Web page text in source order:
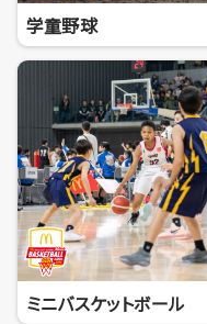
学童野球
ミニバスケットボール